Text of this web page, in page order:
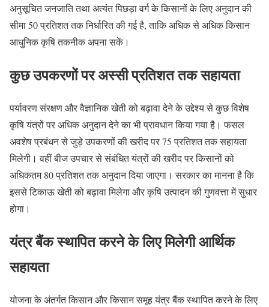
अनुसूचित जनजाति तथा अत्यंत पिछड़ा वर्ग के किसानों के लिए अनुदान की
सीमा 50 प्रतिशत तक निर्धारित की गई है, ताकि अधिक से अधिक किसान
आधुनिक कृषि तकनीक अपना सकें।
कुछ उपकरणों पर अस्सी प्रतिशत तक सहायता
पर्यावरण संरक्षण और वैज्ञानिक खेती को बढ़ावा देने के उद्देश्य से कुछ विशेष
कृषि यंत्रों पर अधिक अनुदान देने का भी प्रावधान किया गया है। फसल
अवशेष प्रबंधन से जुड़े उपकरणों की खरीद पर 75 प्रतिशत तक सहायता
मिलेगी। वहीं बीज उपचार से संबंधित यंत्रों की खरीद पर किसानों को
अधिकतम 80 प्रतिशत तक अनुदान दिया जाएगा। सरकार का मानना है कि
इससे टिकाऊ खेती को बढ़ावा मिलेगा और कृषि उत्पादन की गुणवत्ता में सुधार
होगा।
यंत्र बैंक स्थापित करने के लिए मिलेगी आर्थिक
सहायता
योजना के अंतर्गत किसान और किसान समूह यंत्र बैंक स्थापित करने के लिए